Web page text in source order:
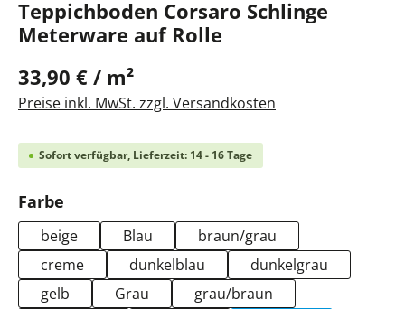
Teppichboden Corsaro Schlinge
Meterware auf Rolle
33,90 € / m²
Preise inkl. MwSt. zzgl. Versandkosten
Sofort verfügbar, Lieferzeit: 14 - 16 Tage
Farbe
beige Blau
braun/grau
creme
dunkelblau
dunkelgrau
gelb
Grau
grau/braun